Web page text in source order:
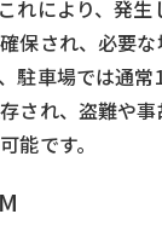
れにより、発
保され、必要
駐車場では通
され、盗難や
能です。